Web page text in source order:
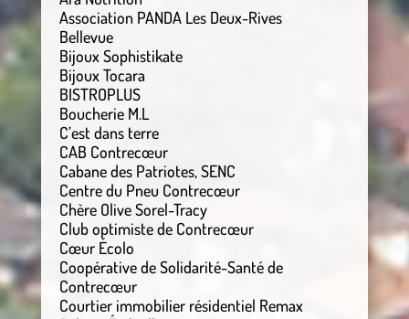
Association PANDA Les Deux-Rives
Bellevue
Bijoux Sophistikate
Bijoux Tocara
BISTROPLUS
Boucherie M.L
C’est dans terre
CAB Contrecœur
Cabane des Patriotes, SENC
Centre du Pneu Contrecœur
Chère Olive Sorel-Tracy
Club optimiste de Contrecœur
Cœur Écolo
Coopérative de Solidarité-Santé de
Contrecœur
Courtier immobilier résidentiel Remax